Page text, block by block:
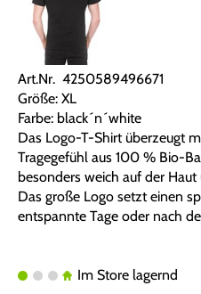
Art.Nr. 4250589496671
Größe: XL
Farbe: black´n´white
Das Logo-T-Shirt überzeugt
Tragegefühl aus 100 % Bio-
besonders weich auf der
Das große Logo setzt einen
entspannte Tage oder nach
Im Store lagernd